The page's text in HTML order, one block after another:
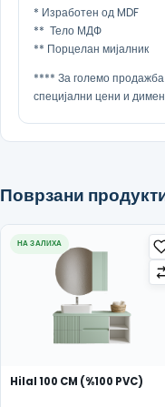
* Изработен од MDF
** Тело МДФ
** Порцелан мијалник
**** За големо
специјални цени и
Поврзани
НА ЗАЛИХА
Hilal 100 CM (%100 PVC)